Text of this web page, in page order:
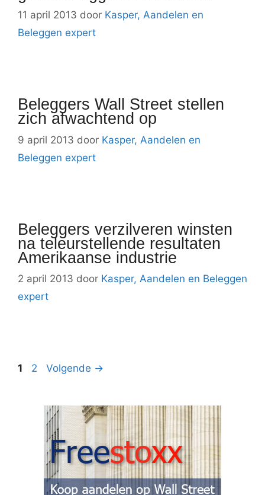
11 april 2013 door Kasper, Aandelen en
Beleggen expert
Beleggers Wall Street stellen
zich afwachtend op
9 april 2013 door Kasper, Aandelen en
Beleggen expert
Beleggers verzilveren winsten
na teleurstellende resultaten
Amerikaanse industrie
2 april 2013 door Kasper, Aandelen en Beleggen
expert
Pagina
1 Pagina
2 Volgende →